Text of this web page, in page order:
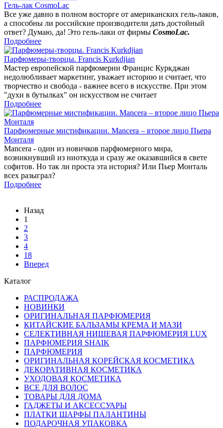
Гель-лак CosmoLac
Все уже давно в полном восторге от американских гель-лаков,
а способны ли российские производители дать достойный
ответ? Думаю, да! Это гель-лаки от фирмы CosmoLac.
Подробнее
Парфюмеры-творцы. Francis Kurkdjian
Мастер европейской парфюмерии Францис Куркджан
недолюбливает маркетинг, уважает историю и считает, что
творчество и свобода - важнее всего в искусстве. При этом
"духи в бутылках" он искусством не считает
Подробнее
Парфюмерные мистификации. Mancera – второе лицо Пьера
Монталя
Mancera - один из новичков парфюмерного мира,
возникнувший из ниоткуда и сразу же оказавшийся в свете
софитов. Но так ли проста эта история? Или Пьер Монталь
всех разыграл?
Подробнее
Назад
1
2
3
4
18
Вперед
Каталог
РАСПРОДАЖА
НОВИНКИ
ОРИГИНАЛЬНАЯ ПАРФЮМЕРИЯ
КИТАЙСКИЕ БАЛЬЗАМЫ КРЕМА И МАЗИ
СЕЛЕКТИВНАЯ НИШЕВАЯ ПАРФЮМЕРИЯ LUX
ПАРФЮМЕРИЯ SHAIK
ПАРФЮМЕРИЯ
ОРИГИНАЛЬНАЯ КОРЕЙСКАЯ КОСМЕТИКА
ДЕКОРАТИВНАЯ КОСМЕТИКА
УХОДОВАЯ КОСМЕТИКА
ВСЕ ДЛЯ ВОЛОС
ТОВАРЫ ДЛЯ ДОМА
ГАДЖЕТЫ И АКСЕССУАРЫ
ПЛАТКИ ШАРФЫ ПАЛАНТИНЫ
ПОДАРОЧНАЯ УПАКОВКА